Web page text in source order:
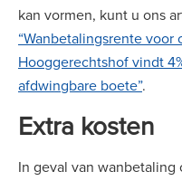
kan vormen, kunt u ons
“Wanbetalingsrente
Hooggerechtshof vindt
afdwingbare boete”.
Extra kosten
In geval van